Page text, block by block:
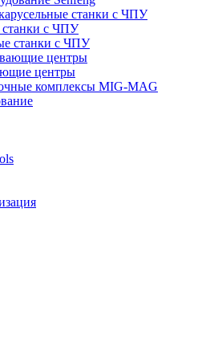
станки с ЧПУ
станки с ЧПУ
станки с ЧПУ
центры
центры
комплексы MIG-MAG